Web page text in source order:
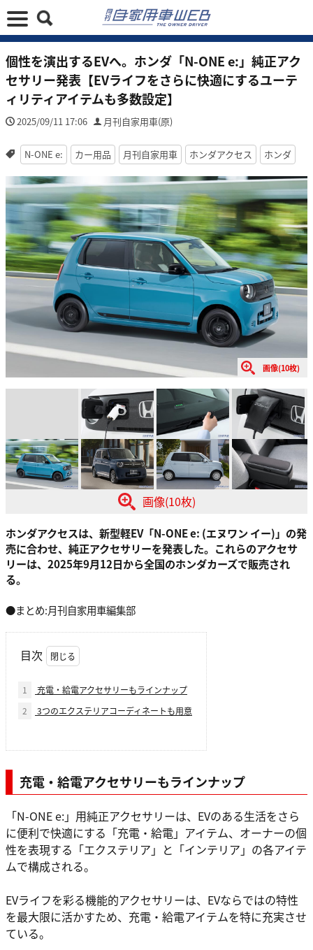
個性を演出するEVへ。ホンダ「N-ONE e:」純正アク
セサリー発表【EVライフをさらに快適にするユーテ
ィリティアイテムも多数設定】
2025/09/11 17:06 月刊自家用車(原)
N-ONE e: カー用品 月刊自家用車 ホンダアクセス ホンダ
画像(10枚)
画像(10枚)
ホンダアクセスは、新型軽EV「N-ONE e: (エヌワン イー)」の発
売に合わせ、純正アクセサリーを発表した。これらのアクセサ
リーは、2025年9月12日から全国のホンダカーズで販売され
る。
●まとめ:月刊自家用車編集部
目次
1
充電・給電アクセサリーもラインナップ
2
3つのエクステリアコーディネートも用意
充電・給電アクセサリーもラインナップ
「N-ONE e:」用純正アクセサリーは、EVのある生活をさら
に便利で快適にする「充電・給電」アイテム、オーナーの個
性を表現する「エクステリア」と「インテリア」の各アイテ
ムで構成される。
EVライフを彩る機能的アクセサリーは、EVならではの特性
を最大限に活かすため、充電・給電アイテムを特に充実させ
ている。